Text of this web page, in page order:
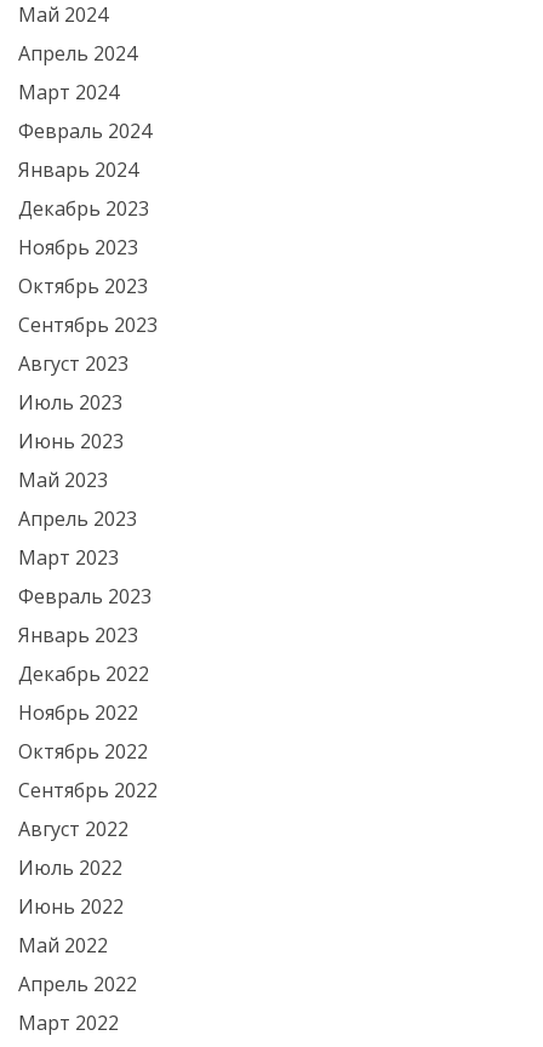
Май 2024
Апрель 2024
Март 2024
Февраль 2024
Январь 2024
Декабрь 2023
Ноябрь 2023
Октябрь 2023
Сентябрь 2023
Август 2023
Июль 2023
Июнь 2023
Май 2023
Апрель 2023
Март 2023
Февраль 2023
Январь 2023
Декабрь 2022
Ноябрь 2022
Октябрь 2022
Сентябрь 2022
Август 2022
Июль 2022
Июнь 2022
Май 2022
Апрель 2022
Март 2022